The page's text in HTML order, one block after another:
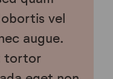
vel
augue.
tortor